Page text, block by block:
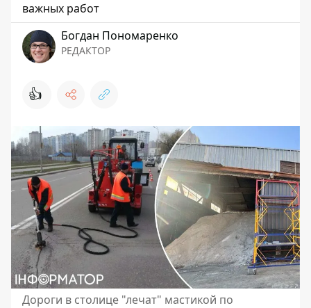
важных работ
Богдан Пономаренко
РЕДАКТОР
👍
Дороги в столице "лечат" мастикой по